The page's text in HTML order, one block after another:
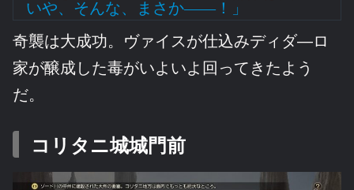
いや、そんな、まさか――！」
奇襲は大成功。ヴァイスが仕込みディダ―ロ
家が醸成した毒がいよいよ回ってきたよう
だ。
コリタニ城城門前